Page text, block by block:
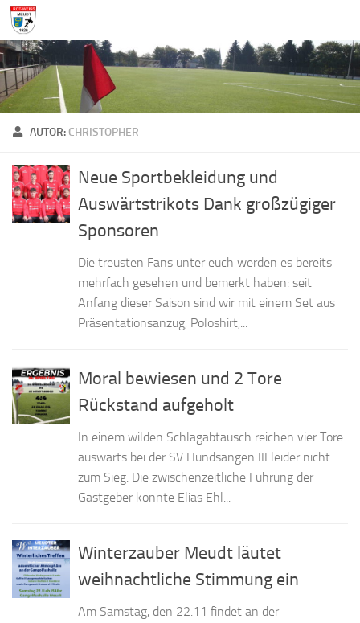
Zum Inhalt springen
AUTOR: CHRISTOPHER
Neue Sportbekleidung und
Auswärtstrikots Dank großzügiger
Sponsoren
Die treusten Fans unter euch werden es bereits
mehrfach gesehen und bemerkt haben: seit
Anfang dieser Saison sind wir mit einem Set aus
Präsentationsanzug, Poloshirt,...
Moral bewiesen und 2 Tore
Rückstand aufgeholt
In einem wilden Schlagabtausch reichen vier Tore
auswärts bei der SV Hundsangen III leider nicht
zum Sieg. Die zwischenzeitliche Führung der
Gastgeber konnte Elias Ehl...
Winterzauber Meudt läutet
weihnachtliche Stimmung ein
Am Samstag, den 22.11 findet an der